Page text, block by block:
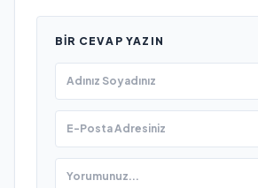
BIR CEVAP YAZIN